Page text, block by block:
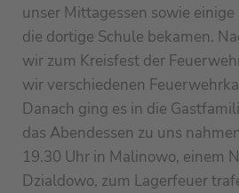
unser Mittagessen sowie
die dortige Schule bekamen.
wir zum Kreisfest der
wir verschiedenen
Danach ging es in die
das Abendessen zu uns
19.30 Uhr in Malinowo, einem
Dzialdowo, zum Lagerfeuer